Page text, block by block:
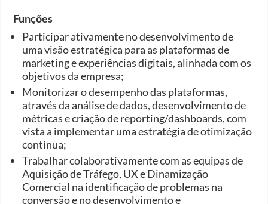
Funções
Participar ativamente no desenvolvimento de
uma visão estratégica para as plataformas de
marketing e experiências digitais, alinhada com os
objetivos da empresa;
Monitorizar o desempenho das plataformas,
através da análise de dados, desenvolvimento de
métricas e criação de reporting/dashboards, com
vista a implementar uma estratégia de otimização
contínua;
Trabalhar colaborativamente com as equipas de
Aquisição de Tráfego, UX e Dinamização
Comercial na identificação de problemas na
conversão e no desenvolvimento e